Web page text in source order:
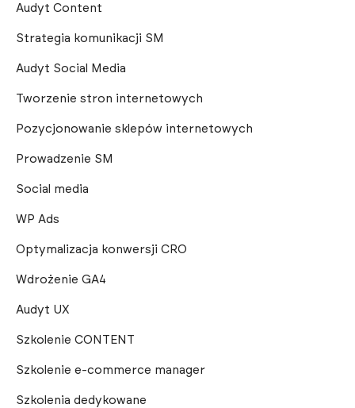
Audyt Content
Strategia komunikacji SM
Audyt Social Media
Tworzenie stron internetowych
Pozycjonowanie sklepów internetowych
Prowadzenie SM
Social media
WP Ads
Optymalizacja konwersji CRO
Wdrożenie GA4
Audyt UX
Szkolenie CONTENT
Szkolenie e-commerce manager
Szkolenia dedykowane